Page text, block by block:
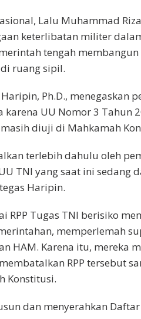
Lalu Muhammad
keterlibatan militer
tengah
ruang sipil.
Ph.D., menegaskan
UU Nomor 3 Tahun
diuji di Mahkamah
terlebih dahulu oleh
TNI yang saat ini sedang
Haripin.
RPP Tugas TNI berisiko
memperlemah
HAM. Karena itu, mereka
RPP tersebut
Konstitusi.
dan menyerahkan